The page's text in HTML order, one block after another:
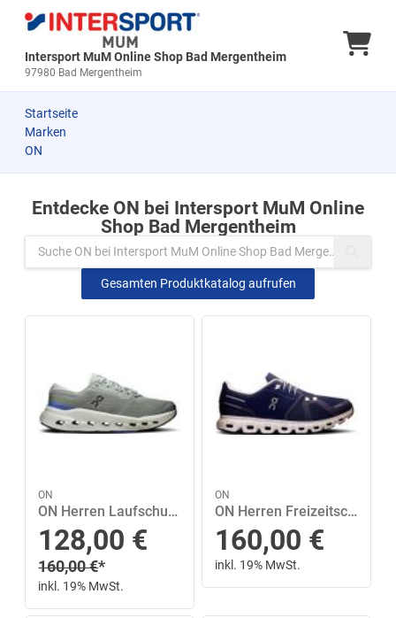
Intersport MuM Online Shop Bad Mergentheim
97980 Bad Mergentheim
Startseite
Marken
ON
Zu den Produkten springen
Entdecke ON bei Intersport MuM Online
Shop Bad Mergentheim
Gesamten Produktkatalog aufrufen
ON
ON Herren Laufschuhe Cloudrunner 3 47 in Silber
Sonderpreis
128,00 €
Regulärer Preis
160,00€*
inkl. 19% MwSt.
ON
ON Herren Freizeitschuhe Cloud 6 43 in Silber
160,00 €
inkl. 19% MwSt.